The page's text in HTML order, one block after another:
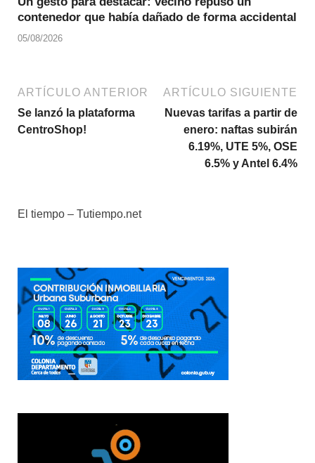
contenedor que había dañado de forma accidental
05/08/2026
ARTÍCULO ANTERIOR
Se lanzó la plataforma
CentroShop!
ARTÍCULO SIGUIENTE
Nuevas tarifas a partir de
enero: naftas subirán
6.19%, UTE 5%, OSE
6.5% y Antel 6.4%
El tiempo – Tutiempo.net